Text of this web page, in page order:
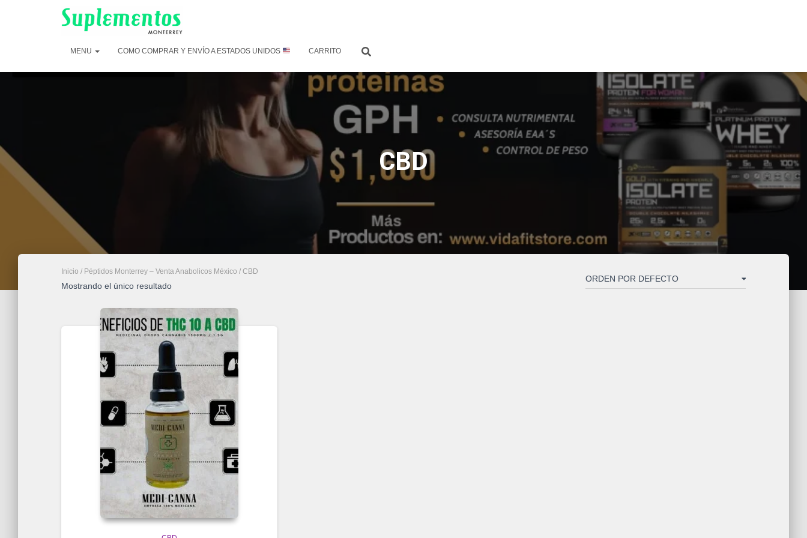
MENU COMO COMPRAR Y ENVÍO A ESTADOS UNIDOS CARRITO
CBD
Inicio / Péptidos Monterrey – Venta Anabolicos México / CBD
Mostrando el único resultado